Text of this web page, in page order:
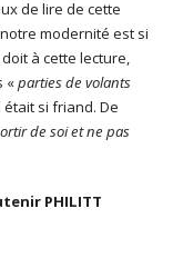
de lire de cette
modernité est si
à cette lecture,
«parties de volants
si friand. De
de soi et ne pas
PHILITT